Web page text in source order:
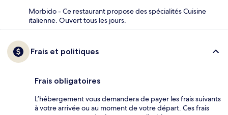
Morbido - Ce restaurant propose des spécialités Cuisine
italienne. Ouvert tous les jours.
Frais et politiques
Frais obligatoires
L’hébergement vous demandera de payer les frais suivants
à votre arrivée ou au moment de votre départ. Ces frais